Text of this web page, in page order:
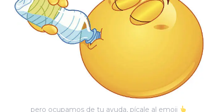
pero ocupamos de tu ayuda, pícale al emoji